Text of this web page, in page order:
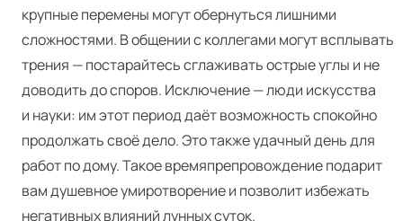
крупные перемены могут обернуться лишними
сложностями. В общении с коллегами могут всплывать
трения — постарайтесь сглаживать острые углы и не
доводить до споров. Исключение — люди искусства
и науки: им этот период даёт возможность спокойно
продолжать своё дело. Это также удачный день для
работ по дому. Такое времяпрепровождение подарит
вам душевное умиротворение и позволит избежать
негативных влияний лунных суток.